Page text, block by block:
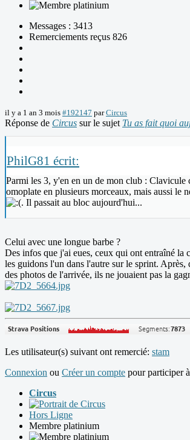
Messages : 3413
Remerciements reçus 826
il y a 1 an 3 mois #192147 parCircus
Réponse de Circus sur le sujet Tu as fait quoi
PhilG81 écrit:
Parmi les 3, y'en en un de mon club : Clavicule
omoplate en plusieurs morceaux, mais aussi le
. Il passait au bloc aujourd'hui...
Celui avec une longue barbe ?
Des infos que j'ai eues, ceux qui ont entraîné la
les guidons l'un dans l'autre sur le sprint. Après,
des photos de l'arrivée, ils ne jouaient pas la
Les utilisateur(s) suivant ont remercié: stam
Connexion ou Créer un compte pour participer
Circus
Hors Ligne
Membre platinium